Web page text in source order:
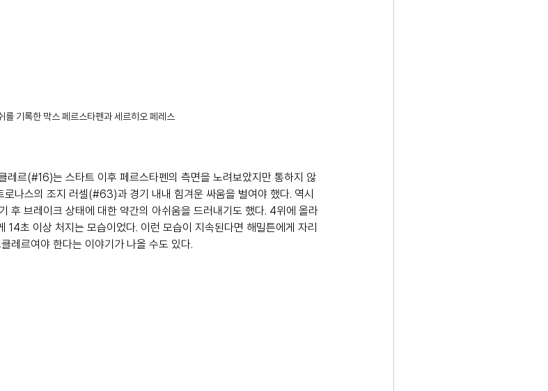
를 기록한 막스 페르스타펜과 세르히오 페레스
레르(#16)는 스타트 이후 페르스타펜의 측면을 노려보았지만 통하지 않
나스의 조지 러셀(#63)과 경기 내내 힘겨운 싸움을 벌여야 했다. 역시
후 브레이크 상태에 대한 약간의 아쉬움을 드러내기도 했다. 4위에 올라
14초 이상 처지는 모습이었다. 이런 모습이 지속된다면 해밀튼에게 자리
레르여야 한다는 이야기가 나올 수도 있다.